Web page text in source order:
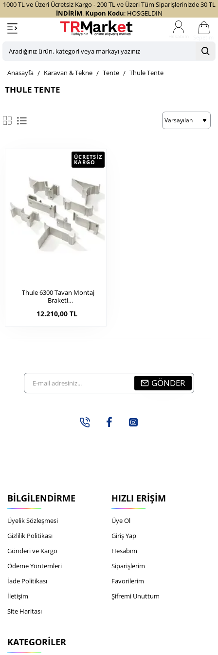
1000 TL ve Üzeri Ücretsiz Kargo - 200 TL ve Üzeri Tüm Siparişlerinizde 30 TL
İNDİRİM. Kupon Kodu: HOSGELDIN
Aradığınız
kategori
veya
THULE TENTE
homeKaravan & Tekne Tente Thule Tente
ÜCRETSIZ
KARGO
Thule 6300 Tavan Montaj
Braketi
Sonrası (23021)
12.210,00 TL
E-
mail
GÖNDER
BILGILENDIRME
Üyelik Sözleşmesi
Gizlilik Politikası
Gönderi ve Kargo
Ödeme Yöntemleri
İade Politikası
İletişim
Site Haritası
HIZLI ERIŞIM
Üye Ol
Giriş Yap
Hesabım
Siparişlerim
Favorilerim
Şifremi Unuttum
KATEGORILER